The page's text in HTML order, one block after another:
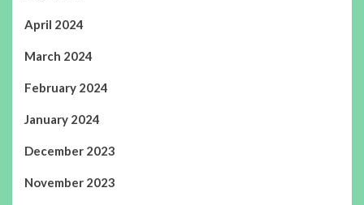
April 2024
March 2024
February 2024
January 2024
December 2023
November 2023